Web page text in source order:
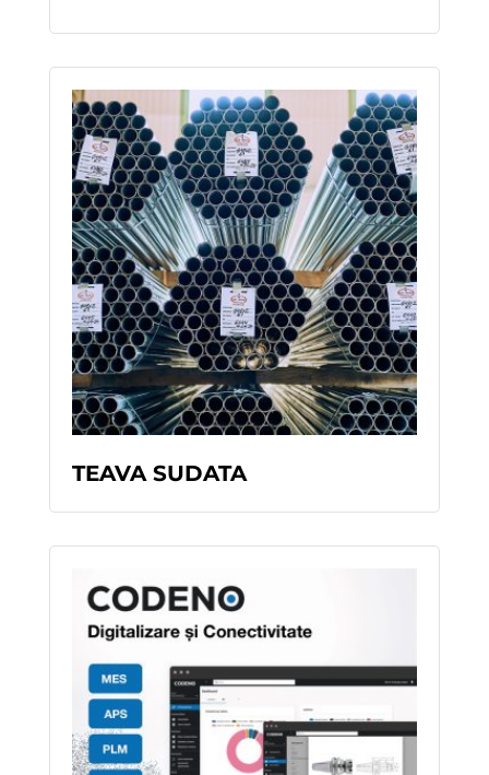
TEAVA SUDATA